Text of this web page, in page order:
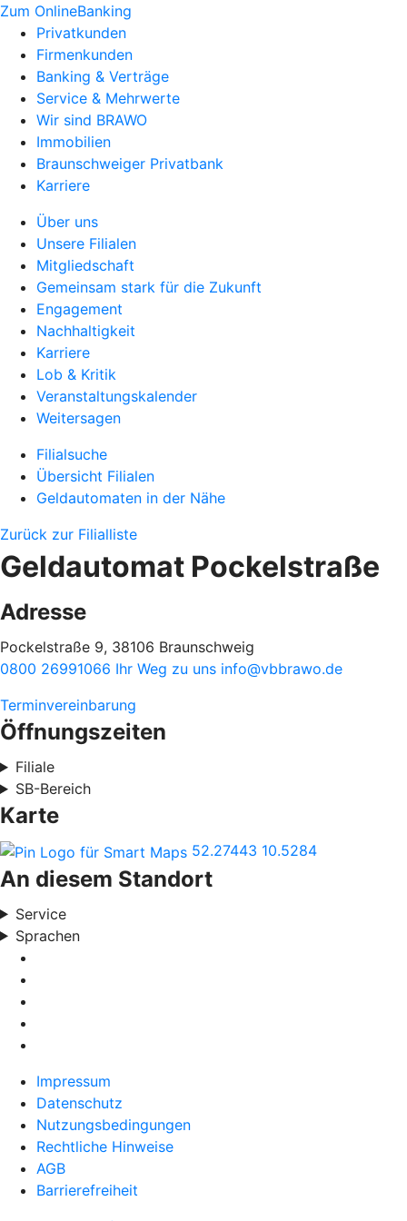
Zum OnlineBanking
Privatkunden
Firmenkunden
Banking & Verträge
Service & Mehrwerte
Wir sind BRAWO
Immobilien
Braunschweiger Privatbank
Karriere
Über uns
Unsere Filialen
Mitgliedschaft
Gemeinsam stark für die Zukunft
Engagement
Nachhaltigkeit
Karriere
Lob & Kritik
Veranstaltungskalender
Weitersagen
Filialsuche
Übersicht Filialen
Geldautomaten in der Nähe
Zurück zur Filialliste
Geldautomat Pockelstraße
Adresse
Pockelstraße 9, 38106 Braunschweig
0800 26991066 Ihr Weg zu uns info@vbbrawo.de
Terminvereinbarung
Öffnungszeiten
Filiale
SB-Bereich
Karte
52.27443 10.5284
An diesem Standort
Service
Sprachen
Impressum
Datenschutz
Nutzungsbedingungen
Rechtliche Hinweise
AGB
Barrierefreiheit